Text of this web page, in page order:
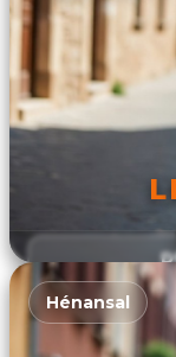
Hénansal